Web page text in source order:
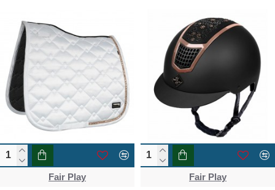
Fair Play Fair Play